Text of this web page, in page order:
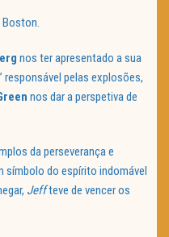
Boston.
nos ter apresentado a sua
responsável pelas explosões,
nos dar a perspetiva de
da perseverança e
símbolo do espírito indomável
Jeffteve de vencer os